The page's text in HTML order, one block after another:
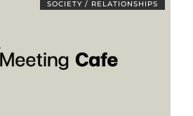
SOCIETY / RELATIONSHIPS